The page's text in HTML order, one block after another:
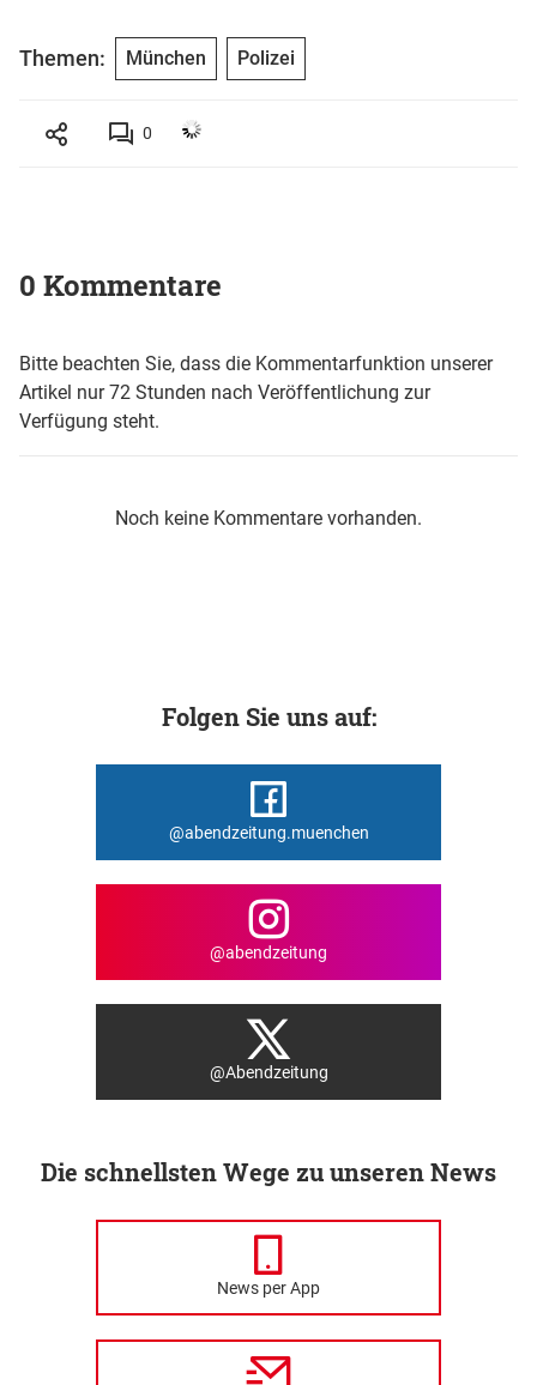
Themen: München Polizei
0
0 Kommentare
Bitte beachten Sie, dass die Kommentarfunktion unserer
Artikel nur 72 Stunden nach Veröffentlichung zur
Verfügung steht.
Noch keine Kommentare vorhanden.
Folgen Sie uns auf:
@abendzeitung.muenchen
@abendzeitung
@Abendzeitung
Die schnellsten Wege zu unseren News
News per App